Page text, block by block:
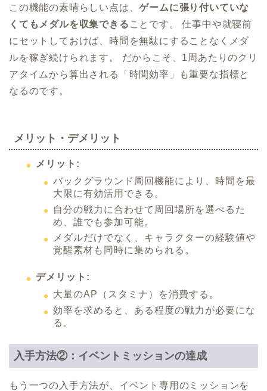
この機能の素晴らしい点は、ゲームに張り付いていな
くてもメダルを収集できる ことです。 仕事中や就寝前
にセットしておけば、時間を無駄にすることなくメダ
ルを稼ぎ続けられます。 だからこそ、1周あたりのクリ
アタイムから算出される「時間効率」も重要な指標と
なるのです。
メリット・デメリット
メリット:
バックグラウンド周回機能により、時間を最
大限に有効活用できる。
自分の戦力に合わせて周回場所を選べるた
め、誰でも参加可能。
メダルだけでなく、キャラクターの経験値や
覚醒素材も同時に集められる。
デメリット:
大量のAP（スタミナ）を消費する。
効率を求めると、ある程度の戦力が必要にな
る。
入手方法②：イベントミッションの達成
もう一つの入手方法が、イベント専用のミッションを